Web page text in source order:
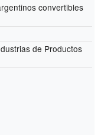
convertibles
de Productos